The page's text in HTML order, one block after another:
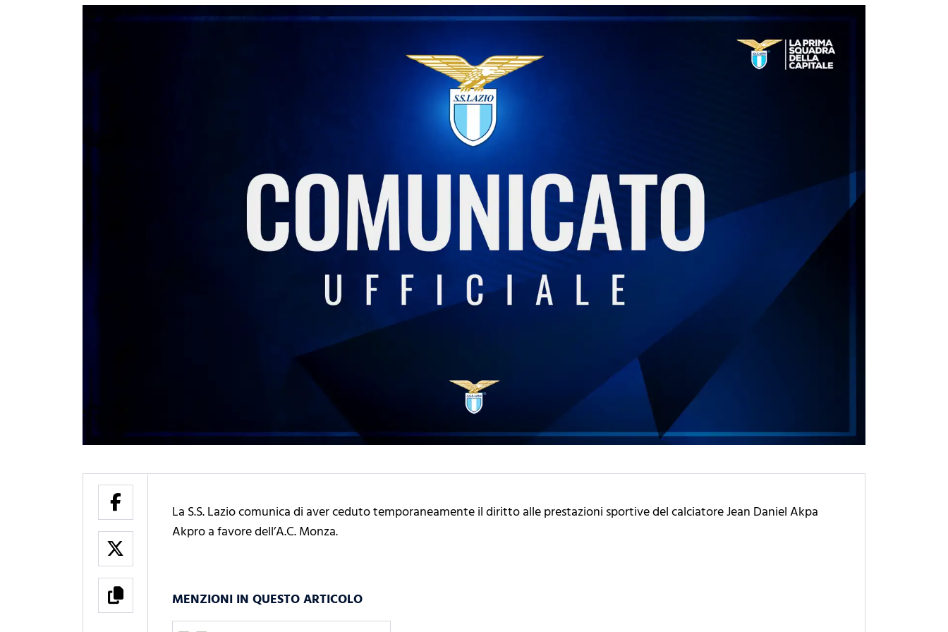
La S.S. Lazio comunica di aver ceduto temporaneamente il diritto alle prestazioni sportive del calciatore Jean Daniel Akpa
Akpro a favore dell’A.C. Monza.
MENZIONI IN QUESTO ARTICOLO